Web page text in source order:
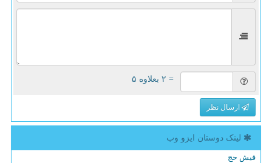
= ۲ بعلاوه ۵
ارسال نظر
لینک دوستان ایزو وب
فیش حج